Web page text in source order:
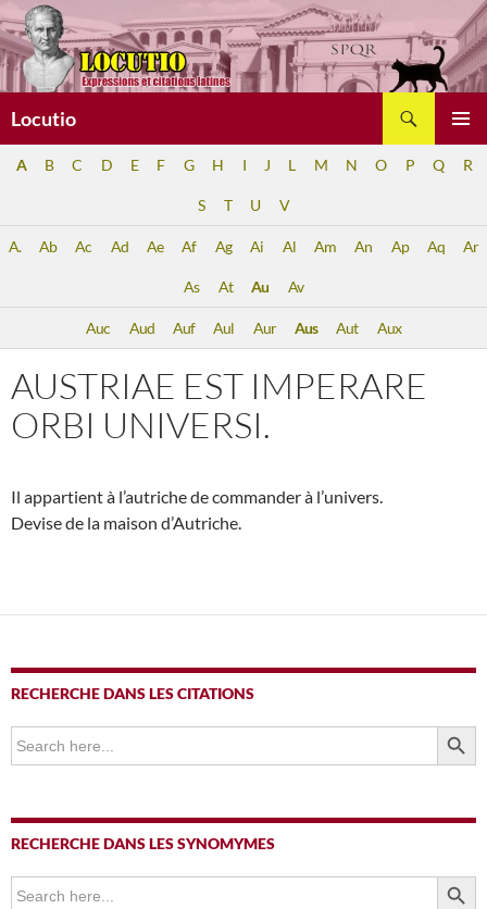
Aller
au
contenu
Locutio
A B C D E F G H I J L M N O P Q R
S T U V
A. Ab Ac Ad Ae Af Ag Ai Al Am An Ap Aq Ar
As At Au Av
Auc Aud Auf Aul Aur Aus Aut Aux
AUSTRIAE EST IMPERARE
ORBI UNIVERSI.
Il appartient à l’autriche de commander à l’univers.
Devise de la maison d’Autriche.
RECHERCHE DANS LES CITATIONS
Search
for:
SEARCH
RECHERCHE DANS LES SYNOMYMES
Search
for:
SEARCH